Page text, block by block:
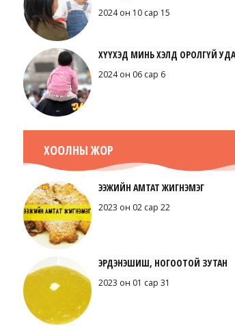
2024 он 10 сар 15
ХҮҮХЭД МИНЬ ХЭЛД ОРОЛГҮЙ
2024 он 06 сар 6
ХООЛНЫ ЖОР
ЭЭЖИЙН АМТАТ ЖИГНЭМЭГ
2023 он 02 сар 22
ЭРДЭНЭШИШ, НОГООТОЙ ЗУТАН
2023 он 01 сар 31